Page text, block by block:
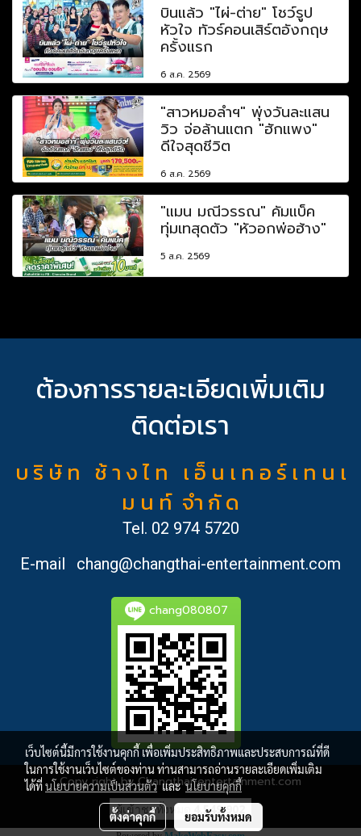
บินแล้ว "ไผ่-ต่าย" โชว์รูป
หัวใจ ทัวร์คอนเสิร์ตอังกฤษ
ครั้งแรก
6 ส.ค. 2569
"สาวหมอลำฯ" พุ่งวันละแสน
วิว จ่อล้านแตก "ฮักแพง"
ดีใจสุดชีวิต
6 ส.ค. 2569
"แมน มณีวรรณ" คัมแบ็ค
ทุ่มเทสุดตัว "หัวอกพ่อฮ้าง"
5 ส.ค. 2569
ต้องการรายละเอียดเพิ่มเติม
ติดต่อเรา
บ ริ ษั ท ช้ า ง ไ ท เ อ็ น เ ท อ ร์ เ ท น เ
ม น ท์ จำ กั ด
Tel. 02 974 5720
E-mail
chang@changthai-entertainment.com
chang080807
Copy right by Changthai-entertainment.com
ผู้เข้าชมวันนี้
เว็บไซต์นี้มีการใช้งานคุกกี้ เพื่อเพิ่มประสิทธิภาพและประสบการณ์ที่ดี
ในการใช้งานเว็บไซต์ของท่าน ท่านสามารถอ่านรายละเอียดเพิ่มเติม
ได้ที่นโยบายความเป็นส่วนตัวและนโยบายคุกกี้
ตั้งค่าคุกกี้ ยอมรับทั้งหมด